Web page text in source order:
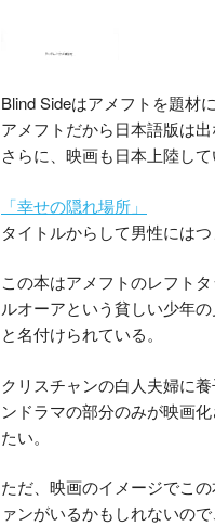
Blind Sideはアメフトを題材
アメフトだから日本語版は
さらに、映画も日本上陸して
「幸せの隠れ場所」
タイトルからして男性には
この本はアメフトのレフト
ルオーアという貧しい少年
と名付けられている。
クリスチャンの白人夫婦に
ンドラマの部分のみが映画
たい。
ただ、映画のイメージでこ
ァンがいるかもしれないの